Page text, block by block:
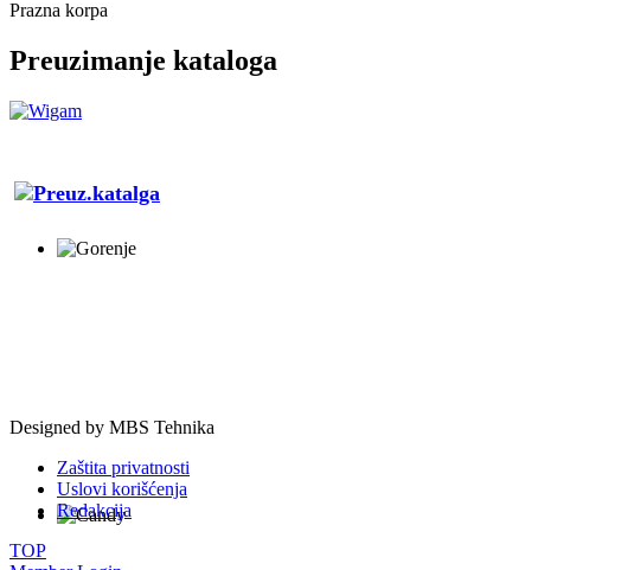
Prazna korpa
Preuzimanje kataloga
Designed by MBS Tehnika
Zaštita privatnosti
Uslovi korišćenja
Redakcija
TOP